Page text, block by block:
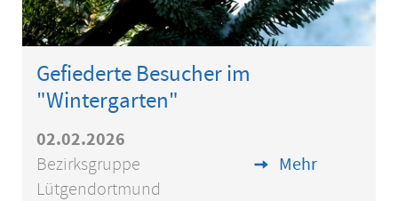
Gefiederte Besucher im
"Wintergarten"
02.02.2026
Bezirksgruppe
Lütgendortmund
Mehr